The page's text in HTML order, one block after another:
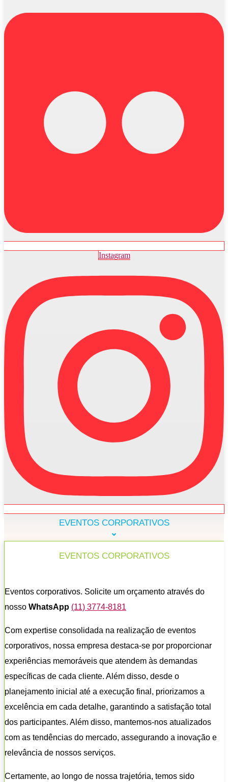
Instagram
EVENTOS CORPORATIVOS
EVENTOS CORPORATIVOS
Eventos corporativos. Solicite um orçamento através do
nosso WhatsApp (11) 3774-8181
Com expertise consolidada na realização de eventos
corporativos, nossa empresa destaca-se por proporcionar
experiências memoráveis que atendem às demandas
específicas de cada cliente. Além disso, desde o
planejamento inicial até a execução final, priorizamos a
excelência em cada detalhe, garantindo a satisfação total
dos participantes. Além disso, mantemos-nos atualizados
com as tendências do mercado, assegurando a inovação e
relevância de nossos serviços.
Certamente, ao longo de nossa trajetória, temos sido